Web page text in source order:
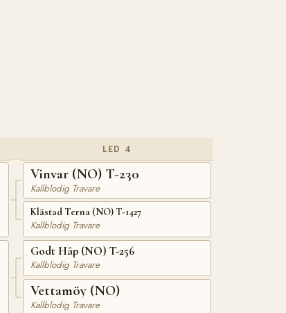
LED 4
Vinvar (NO) T-230
Kallblodig Travare
Klästad Terna (NO) T-1427
Kallblodig Travare
Godt Håp (NO) T-256
Kallblodig Travare
Vettamöy (NO)
Kallblodig Travare